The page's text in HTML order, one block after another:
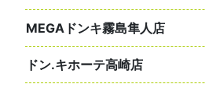
MEGAドンキ霧島隼人店
ドン.キホーテ高崎店